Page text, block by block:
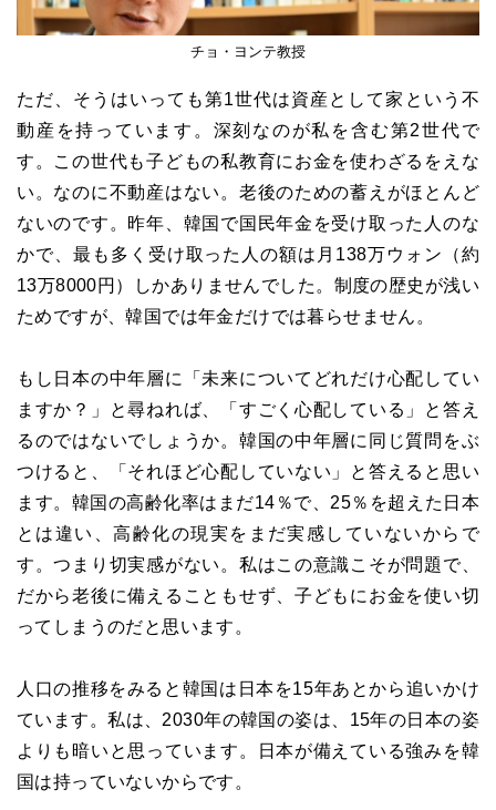
チョ・ヨンテ教授
ただ、そうはいっても第1世代は資産として家という不
動産を持っています。深刻なのが私を含む第2世代で
す。この世代も子どもの私教育にお金を使わざるをえな
い。なのに不動産はない。老後のための蓄えがほとんど
ないのです。昨年、韓国で国民年金を受け取った人のな
かで、最も多く受け取った人の額は月138万ウォン（約
13万8000円）しかありませんでした。制度の歴史が浅い
ためですが、韓国では年金だけでは暮らせません。
もし日本の中年層に「未来についてどれだけ心配してい
ますか？」と尋ねれば、「すごく心配している」と答え
るのではないでしょうか。韓国の中年層に同じ質問をぶ
つけると、「それほど心配していない」と答えると思い
ます。韓国の高齢化率はまだ14％で、25％を超えた日本
とは違い、高齢化の現実をまだ実感していないからで
す。つまり切実感がない。私はこの意識こそが問題で、
だから老後に備えることもせず、子どもにお金を使い切
ってしまうのだと思います。
人口の推移をみると韓国は日本を15年あとから追いかけ
ています。私は、2030年の韓国の姿は、15年の日本の姿
よりも暗いと思っています。日本が備えている強みを韓
国は持っていないからです。